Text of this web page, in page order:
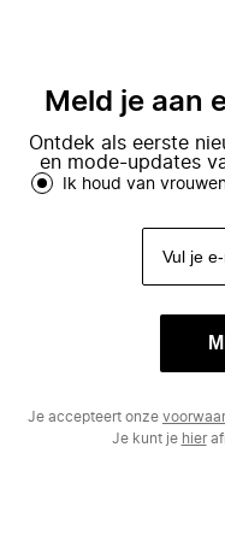
Meld je aan
Ontdek als eerste
en mode-updates
Ik houd van
Je accepteert onze
Je kunt je hier